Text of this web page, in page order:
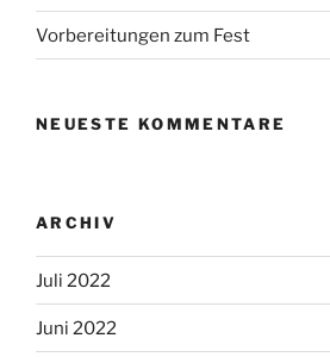
Vorbereitungen zum Fest
NEUESTE KOMMENTARE
ARCHIV
Juli 2022
Juni 2022